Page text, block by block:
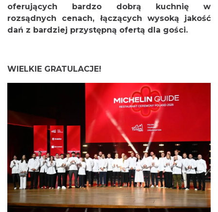
oferujących bardzo dobrą kuchnię w
rozsądnych cenach, łączących wysoką jakość
dań z bardziej przystępną ofertą dla gości.
WIELKIE GRATULACJE!